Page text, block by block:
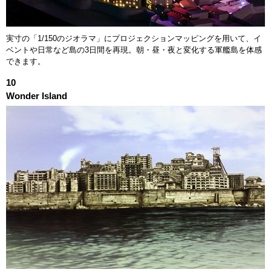
実寸の「1/150のジオラマ」にプロジェクションマッピングを用いて、イ
ベントや日常など島の3日間を再現。朝・昼・夜と変化する軍艦島を体感
できます。
10
Wonder Island